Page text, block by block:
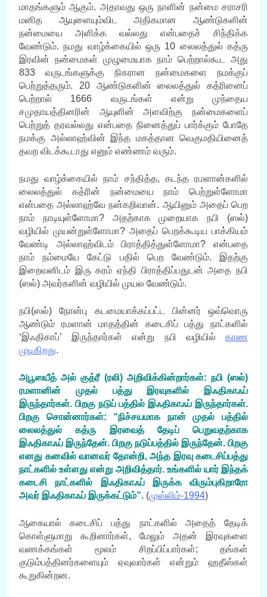
மாதங்களும் ஆகும். அதாவது ஒரு நாளின் நன்மை சராசரி
மனித ஆயுளையும்விட அதிகமான ஆண்டுகளின்
நன்மையை அளிக்க வல்லது என்பதைச் சிந்திக்க
வேண்டும். நமது வாழ்க்கையில் ஒரு 10 லைலத்துல் கத்ரு
இரவின் நன்மைகள் முழுமையாக நாம் பெற்றால்கூட அது
833 வருடங்களுக்கு நிகரான நன்மைகளை நமக்குப்
பெற்றுத்தரும். 20 ஆண்டுகளின் லைலத்துல் கத்ரினைப்
பெற்றால் 1666 வருடங்கள் என்று முந்தைய
சமுதாயத்தினரின் ஆயுளின் அளவிற்கு நன்மைகளைப்
பெற்றுத் தரவல்லது என்பதை நினைத்துப் பார்க்கும் போதே
நமக்கு அல்லாஹ்வின் இந்த மகத்தான வெகுமதியினைத்
தவற விடக்கூடாது எனும் எண்ணம் வரும்.
நமது வாழ்க்கையில் நாம் சந்தித்த, கடந்த ரமளான்களில்
லைலத்துல் கத்ரின் நன்மையை நாம் பெற்றுள்ளோமா
என்பதை அல்லாஹ்வே நன்கறிவான். ஆயினும் அதைப் பெற
நாம் நாடியுள்ளோமா? அதற்காக முறையாக நபி (ஸல்)
வழியில் முயன்றுள்ளோமா? அதைப் பெறக்கூடிய பாக்கியம்
வேண்டி அல்லாஹ்விடம் பிராத்தித்துள்ளோமா? என்பதை
நாம் நம்மையே கேட்டு பதில் பெற வேண்டும். இதற்கு
இறைவனிடம் இரு கரம் ஏந்தி பிராத்திப்பதுடன் அதை நபி
(ஸல்) அவர்களின் வழியில் முயல வேண்டும்.
நபி(ஸல்) நோன்பு கடமையாக்கப்பட்ட பின்னர் ஒவ்வொரு
ஆண்டும் ரமளான் மாதத்தின் கடைசிப் பத்து நாட்களில்
‘இஃதிகாப்’ இருந்தார்கள் என்று நபி வழியில் காண
முடிகிறது.
அபூஸயீத் அல் குத்ரீ (ரலி) அறிவிக்கின்றார்கள்: நபி (ஸல்)
ரமளானின் முதல் பத்து இரவுகளில் இஃதிகாஃப்
இருந்தார்கள். பிறகு நடுப் பத்தில் இஃதிகாஃப் இருந்தார்கள்.
பிறகு சொன்னார்கள்: “நிச்சயமாக நான் முதல் பத்தில்
லைலத்துல் கத்ரு இரவைத் தேடிப் பெறுவதற்காக
இஃதிகாஃப் இருந்தேன். பிறகு நடுப்பத்தில் இருந்தேன். பிறகு
எனது கனவில் வானவர் தோன்றி, அந்த இரவு கடைசிப்பத்து
நாட்களில் உள்ளது என்று அறிவித்தார். உங்களில் யார் இந்தக்
கடைசி நாட்களில் இஃதிகாஃப் இருக்க விரும்புகிறாரோ
அவர் இஃதிகாஃப் இருக்கட்டும்”. (முஸ்லிம்-1994)
ஆகையால் கடைசிப் பத்து நாட்களில் அதைத் தேடிக்
கொள்ளுமாறு கூறினார்கள், மேலும் அதன் இரவுகளை
வணக்கங்கள் மூலம் சிறப்பிப்பார்கள்; தங்கள்
குடும்பத்தினர்களையும் ஏவுவார்கள் என்றும் ஹதீஸ்கள்
கூறுகின்றன.